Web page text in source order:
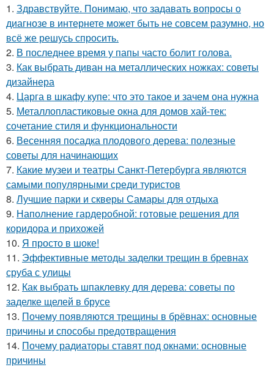
1. Здравствуйте. Понимаю, что задавать вопросы о
диагнозе в интернете может быть не совсем разумно, но
всё же решусь спросить.
2. В последнее время у папы часто болит голова.
3. Как выбрать диван на металлических ножках: советы
дизайнера
4. Царга в шкафу купе: что это такое и зачем она нужна
5. Металлопластиковые окна для домов хай-тек:
сочетание стиля и функциональности
6. Весенняя посадка плодового дерева: полезные
советы для начинающих
7. Какие музеи и театры Санкт-Петербурга являются
самыми популярными среди туристов
8. Лучшие парки и скверы Самары для отдыха
9. Наполнение гардеробной: готовые решения для
коридора и прихожей
10. Я просто в шоке!
11. Эффективные методы заделки трещин в бревнах
сруба с улицы
12. Как выбрать шпаклевку для дерева: советы по
заделке щелей в брусе
13. Почему появляются трещины в брёвнах: основные
причины и способы предотвращения
14. Почему радиаторы ставят под окнами: основные
причины